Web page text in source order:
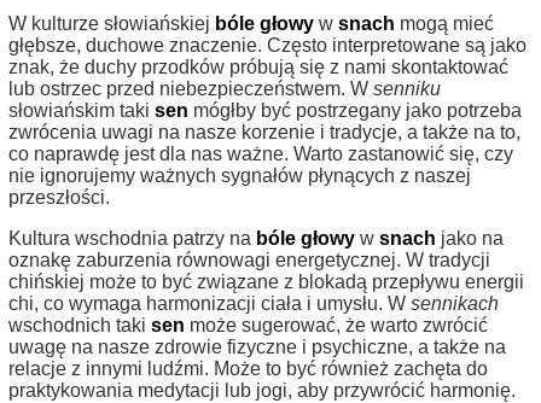
W kulturze słowiańskiej bóle głowy w snach mogą mieć
głębsze, duchowe znaczenie. Często interpretowane są jako
znak, że duchy przodków próbują się z nami skontaktować
lub ostrzec przed niebezpieczeństwem. W senniku
słowiańskim taki sen mógłby być postrzegany jako potrzeba
zwrócenia uwagi na nasze korzenie i tradycje, a także na to,
co naprawdę jest dla nas ważne. Warto zastanowić się, czy
nie ignorujemy ważnych sygnałów płynących z naszej
przeszłości.
Kultura wschodnia patrzy na bóle głowy w snach jako na
oznakę zaburzenia równowagi energetycznej. W tradycji
chińskiej może to być związane z blokadą przepływu energii
chi, co wymaga harmonizacji ciała i umysłu. W sennikach
wschodnich taki sen może sugerować, że warto zwrócić
uwagę na nasze zdrowie fizyczne i psychiczne, a także na
relacje z innymi ludźmi. Może to być również zachęta do
praktykowania medytacji lub jogi, aby przywrócić harmonię.